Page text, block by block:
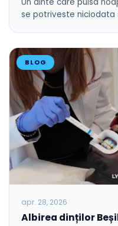
se potriveste niciodata
BLOG
apr. 28, 2026
Albirea dinților